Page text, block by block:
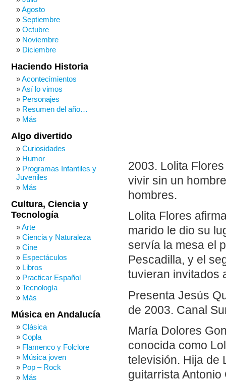
2003. Lolita
vivir sin un
hombres.
Lolita Flores
marido le dio su
servía la mesa el
Pescadilla, y el
tuvieran invitados
Presenta Jesús
de 2003. Canal
María Dolores
conocida como
televisión. Hija de
guitarrista
Agosto
Septiembre
Octubre
Noviembre
Diciembre
Haciendo Historia
Acontecimientos
Así lo vimos
Personajes
Resumen del año…
Más
Algo divertido
Curiosidades
Humor
Programas Infantiles y
Juveniles
Más
Cultura, Ciencia y
Tecnología
Arte
Ciencia y Naturaleza
Cine
Espectáculos
Libros
Practicar Español
Tecnología
Más
Música en Andalucía
Clásica
Copla
Flamenco y Folclore
Música joven
Pop – Rock
Más